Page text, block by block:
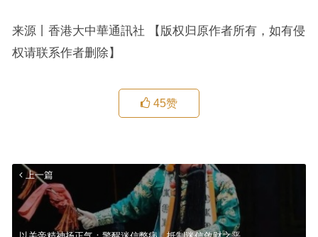
来源丨香港大中華通訊社 【版权归原作者所有，如有侵
权请联系作者删除】
45赞
上一篇